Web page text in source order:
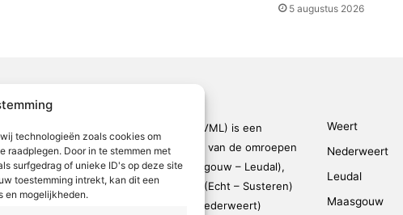
technologieën zoals cookies om
raadplegen. Door in te stemmen met
surfgedrag of unieke ID's op deze site
toestemming intrekt, kan dit een
en mogelijkheden.
5 augustus 2026
Voor Midden-Limburg (VML) is een
samenwerkingsverband van de omroepen
ML5 (Roermond – Maasgouw – Leudal),
OR6 (Roerdalen), SOL2 (Echt – Susteren)
en WeertFM (Weert – Nederweert)
Weert
Nederweert
Leudal
Maasgouw